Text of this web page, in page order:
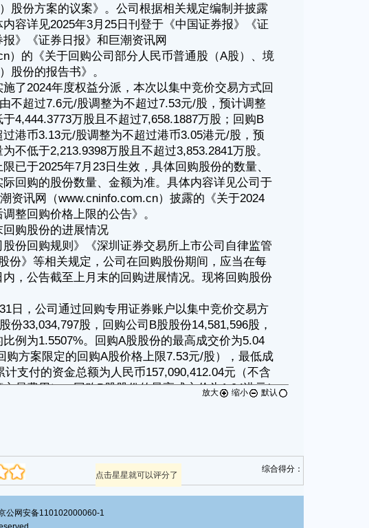
数量、
见公司于
于2024
律监管
当在每
回购股份
交易方
股，
为5.04
，最低成
（不含
港元/
最低成
按照
换算，
易佣金等
的回购方
符合
十七条
的重
股票价
上市公
根据市
况及时
放大 缩小
默认
点击星星就可以评分了
综合得分：
公网安备110102000060-1